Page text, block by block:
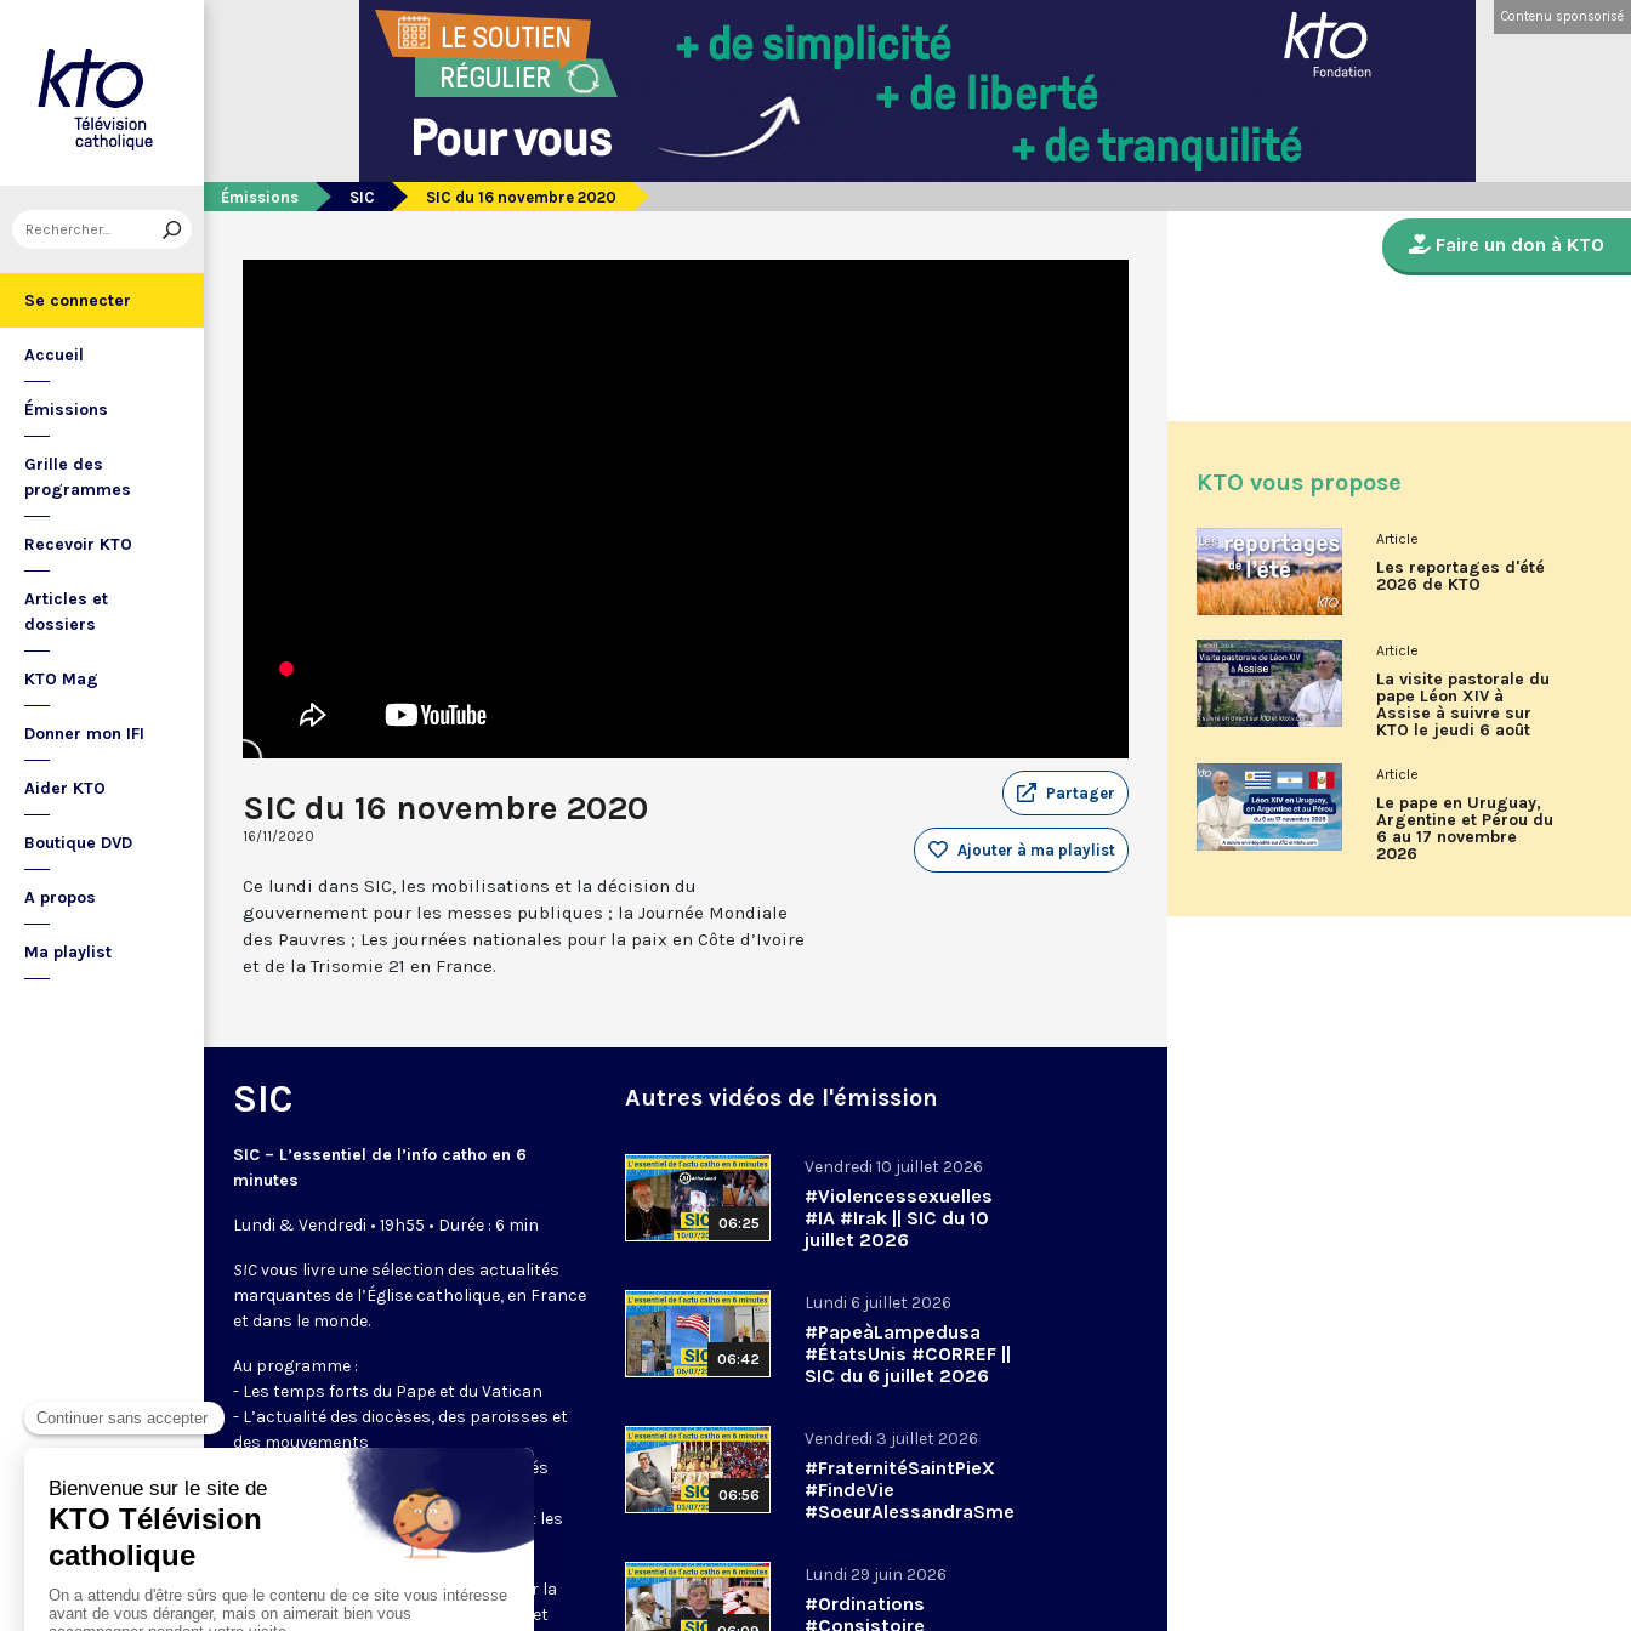
Se connecter
Accueil
Émissions
Grille des
programmes
Recevoir KTO
Articles et
dossiers
KTO Mag
Donner mon IFI
Aider KTO
Boutique DVD
A propos
Ma playlist
Contenu sponsorisé
Émissions SIC SIC du 16 novembre 2020
SIC du 16 novembre 2020
16/11/2020
Partager
Ajouter à ma playlist
Ce lundi dans SIC, les mobilisations et la décision du
gouvernement pour les messes publiques ; la Journée Mondiale
des Pauvres ; Les journées nationales pour la paix en Côte d’Ivoire
et de la Trisomie 21 en France.
SIC
SIC – L’essentiel de l’info catho en 6
minutes
Lundi & Vendredi • 19h55 • Durée : 6 min
SICvous livre une sélection des actualités
marquantes de l’Église catholique, en France
et dans le monde.
Au programme :
- Les temps forts du Pape et du Vatican
- L’actualité des diocèses, des paroisses et
des mouvements
- Les initiatives des catholiques engagés
dans le monde
- Les grands événements ecclésiaux et les
enjeux du moment pour la société
Un journal tout en images, préparé par la
rédaction de KTO, pour rester informé et
Autres vidéos de l'émission
06:25
Vendredi 10 juillet 2026
#Violencessexuelles
#IA #Irak || SIC du 10
juillet 2026
06:42
Lundi 6 juillet 2026
#PapeàLampedusa
#ÉtatsUnis #CORREF ||
SIC du 6 juillet 2026
06:56
Vendredi 3 juillet 2026
#FraternitéSaintPieX
#FindeVie
#SoeurAlessandraSme
Lundi 29 juin 2026
#Ordinations
#Consistoire
Faire un don à KTO
KTO vous propose
Article
Les reportages d'été
2026 de KTO
Article
La visite pastorale du
pape Léon XIV à
Assise à suivre sur
KTO le jeudi 6 août
Article
Le pape en Uruguay,
Argentine et Pérou du
6 au 17 novembre
2026